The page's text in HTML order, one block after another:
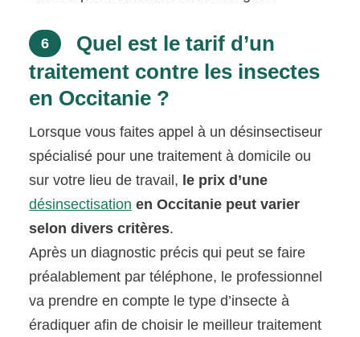
6
Quel est le tarif d’un
traitement contre les insectes
en Occitanie ?
Lorsque vous faites appel à un désinsectiseur
spécialisé pour une traitement à domicile ou
sur votre lieu de travail, le prix d’une
désinsectisation en Occitanie peut varier
selon divers critères.
Après un diagnostic précis qui peut se faire
préalablement par téléphone, le professionnel
va prendre en compte le type d’insecte à
éradiquer afin de choisir le meilleur traitement